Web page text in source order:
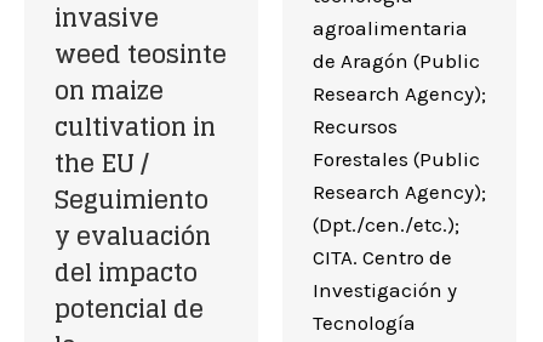
invasive
weed teosinte
on maize
cultivation in
the EU /
Seguimiento
y evaluación
del impacto
potencial de
agroalimentaria
de Aragón (Public
Research Agency);
Recursos
Forestales (Public
Research Agency);
(Dpt./cen./etc.);
CITA. Centro de
Investigación y
Tecnología